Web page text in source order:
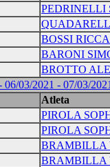
PEDRINELLI
BOSSI
BARONI
BROTTO
06/03/2021 - 07/03/
Atleta
PIROLA
PIROLA
BRAMBILLA
BRAMBILLA